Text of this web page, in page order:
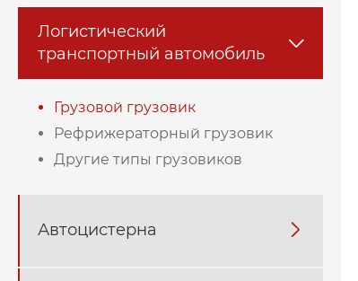
Логистический
транспортный автомобиль

Грузовой грузовик
Рефрижераторный грузовик
Другие типы грузовиков
Автоцистерна 